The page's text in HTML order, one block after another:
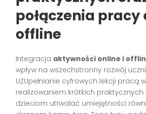
połączenia pracy
offline
Integracja aktywności online i
wpływ na wszechstronny rozwój
UZUpełnianie cyfrowych lekcji pracą
realizowaniem krótkich
dzieciom utrwalać umiejętności